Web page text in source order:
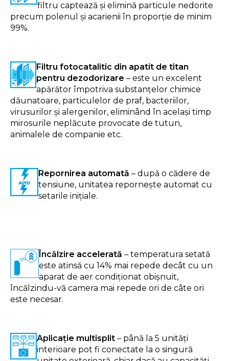
filtru captează și elimină particule nedorite
precum polenul și acarienii în proporție de minim
99%.
Filtru fotocatalitic din apatit de titan
pentru dezodorizare – este un excelent
apărător împotriva substanțelor chimice
dăunatoare, particulelor de praf, bacteriilor,
virusurilor și alergenilor, eliminând în același timp
mirosurile neplăcute provocate de tutun,
animalele de companie etc.
Repornirea automată – după o cădere de
tensiune, unitatea repornește automat cu
setarile inițiale.
Încălzire accelerată – temperatura setată
este atinsă cu 14% mai repede decât cu un
aparat de aer condiționat obișnuit,
încălzindu-vă camera mai repede ori de câte ori
este necesar.
Aplicație multisplit – până la 5 unităţi
interioare pot fi conectate la o singură